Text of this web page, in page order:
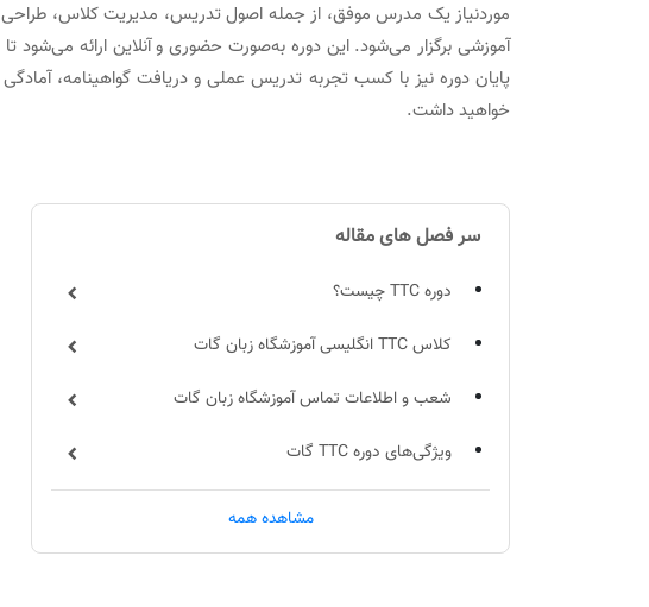
موردنیاز یک مدرس موفق، از جمله اصول تدریس، مدیریت کلاس، طراحی
آموزشی برگزار می‌شود. این دوره به‌صورت حضوری و آنلاین ارائه می‌شود
پایان دوره نیز با کسب تجربه تدریس عملی و دریافت گواهینامه،
خواهید داشت.
سر فصل های مقاله
دوره TTC چیست؟
کلاس TTC انگلیسی آموزشگاه زبان گات
شعب و اطلاعات تماس آموزشگاه زبان گات
ویژگی‌های دوره TTC گات
نحوه ارزیابی و گرفتن مدرک TTC
اعتبار مدرک TTC
مشاهده همه